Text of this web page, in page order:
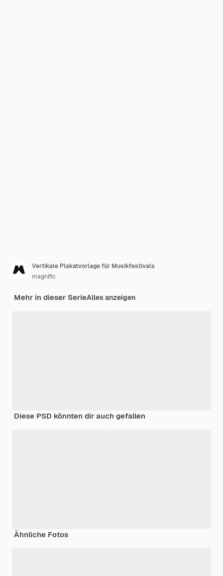
Vertikale Plakatvorlage für Musikfestivals
magnific
Mehr in dieser SerieAlles anzeigen
Diese PSD könnten dir auch gefallen
Ähnliche Fotos